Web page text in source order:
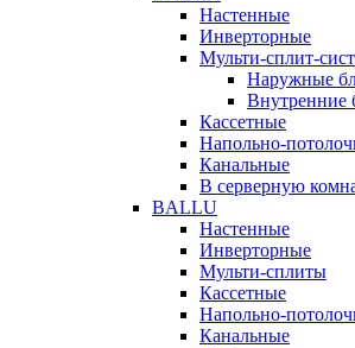
Настенные
Инверторные
Мульти-сплит-
Наружные
Внутренние
Кассетные
Напольно-
Канальные
В серверную
BALLU
Настенные
Инверторные
Мульти-сплиты
Кассетные
Напольно-
Канальные